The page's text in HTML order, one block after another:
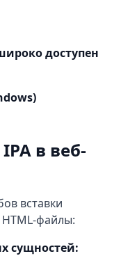
доступен
в веб-
вставки
файлы:
сущностей: